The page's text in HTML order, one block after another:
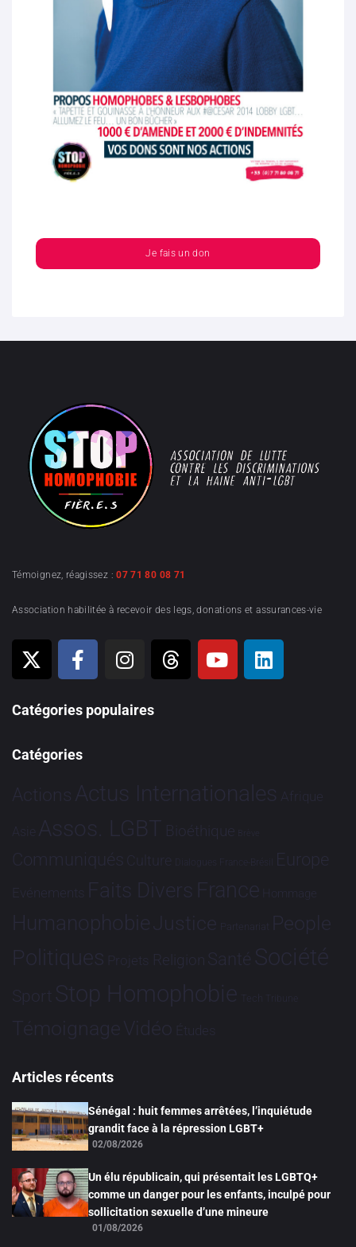
Je fais un don
Témoignez, réagissez :07 71 80 08 71
Association habilitée à recevoir des legs, donations et assurances-vie
Catégories populaires
Catégories
Actions Actus Internationales Afrique
Asie Assos. LGBT Bioéthique Brève
Communiqués Culture Dialogues France-Brésil Europe
Evénements Faits Divers France Hommage
HumanophobieJustice Partenariat People
Politiques Projets Religion Santé Société
Sport Stop Homophobie Tech Tribune
TémoignageVidéo Études
Articles récents
Sénégal : huit femmes arrêtées, l’inquiétude
grandit face à la répression LGBT+
02/08/2026
Un élu républicain, qui présentait les LGBTQ+
comme un danger pour les enfants, inculpé pour
sollicitation sexuelle d’une mineure
01/08/2026